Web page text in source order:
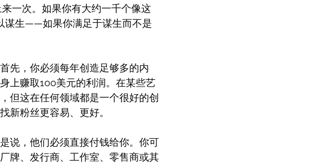
一次。如果你有大约一千个像这
谋生——如果你满足于谋生而不是
先，你必须每年创造足够多的内
上赚取100美元的利润。在某些艺
但这在任何领域都是一个很好的创
新粉丝更容易、更好。
说，他们必须直接付钱给你。你可
牌、发行商、工作室、零售商或其